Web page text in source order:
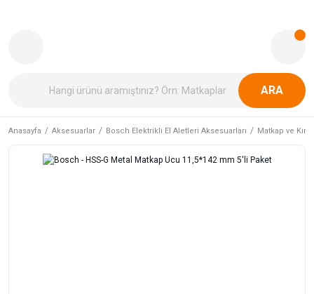
ARA
Anasayfa Aksesuarlar Bosch Elektrikli El Aletleri Aksesuarları Matkap ve